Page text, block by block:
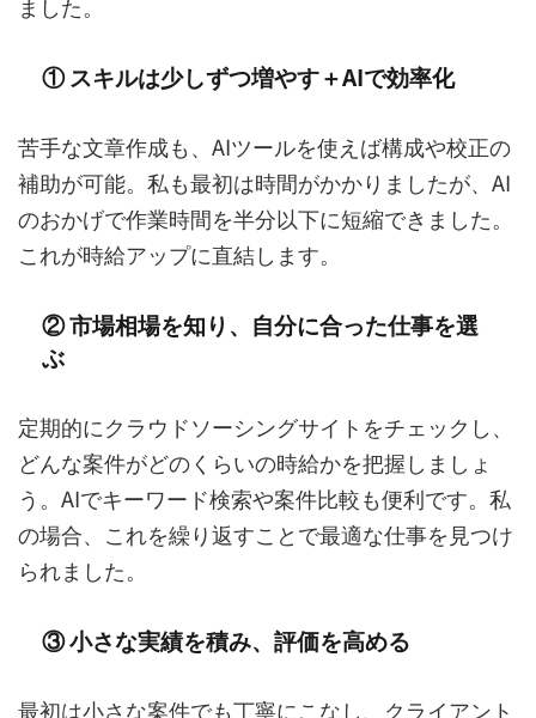
① スキルは少しずつ増やす＋AIで効率化
苦手な文章作成も、AIツールを使えば構成や校正の
補助が可能。私も最初は時間がかかりましたが、AI
のおかげで作業時間を半分以下に短縮できました。
これが時給アップに直結します。
② 市場相場を知り、自分に合った仕事を選
ぶ
定期的にクラウドソーシングサイトをチェックし、
どんな案件がどのくらいの時給かを把握しましょ
う。AIでキーワード検索や案件比較も便利です。私
の場合、これを繰り返すことで最適な仕事を見つけ
られました。
③ 小さな実績を積み、評価を高める
最初は小さな案件でも丁寧にこなし、クライアント